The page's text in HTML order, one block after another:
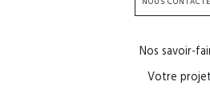
Nos savoir-
Votre projet